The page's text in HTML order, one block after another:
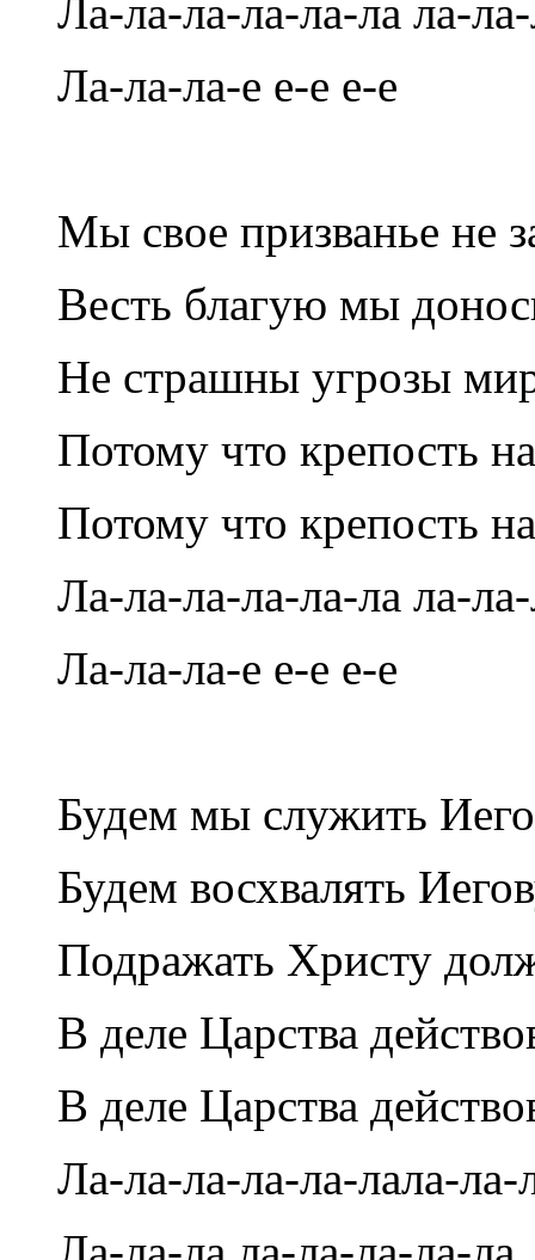
Ла-ла-ла-ла-ла-ла ла-
Ла-ла-ла-е е-е е-е
Мы свое призванье не
Весть благую мы
Не страшны угрозы
Потому что крепость
Потому что крепость
Ла-ла-ла-ла-ла-ла ла-
Ла-ла-ла-е е-е е-е
Будем мы служить
Будем восхвалять
Подражать Христу
В деле Царства
В деле Царства
Ла-ла-ла-ла-ла-лала-ла-